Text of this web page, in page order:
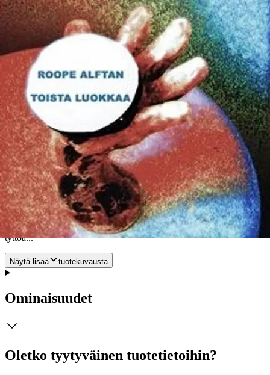
säröilee, kun uudet aatteet ryhtyvät puhaltamaan läpi
pinttyneimmänkin porvariston. Kirjailija sattuu syntymään ns.
parempaan perheeseen, jossa vallitsevat sivistyneet tavat ja
ruotsinkieli. Tampereen pienen ruotsinkielisen yhteisön vakiintuneet
käytännöt sotkevat Ruotsista palanneet puolikieliset sotalapset, jotka
sijoitetaan entiseen yläluokan eliittikouluun. Moni heistä palaakin
takaisin ruotsalaisen perheensä luo, jonka lähettämät lahjat siirtyvät
nopeasti ylempiluokkalaisten haltuun. Nuori Roope kuitenkin löytää
ystävänsä lähinnä suomenkielisestä työväestöstä ja herättää monella
tavalla kummastusta omassa elinpiirissään. Häntä yritetään niin
lahjomalla kuin nuhtelemallakin ojentaa ja ohjata oman luokkansa ja
asemansa mukaiseen käytökseen. Mutta Roopea ei kiinnosta ei
koulu, eivät arvosanat, ei tuleva tekstiiliteollisuusjohtajan paikka.
Häntä kiinnostavat vain lennokit. Ja hiukan myös viina, tupakka ja
naiset - kuten muitakin ikätovereitaan. Lennokkiharrastus valtaa
nuorukaisten mielen täydellisesti. Kilpailuja käydään stadilaisia
vastaan ja kutsuja tulee myös ulkomaille. Roopen kielitaidosta on
yllättävää hyötyä, kun pitää tilata erikoiskevyttä balsapuuta
lennokkeja varten tai toimia tulkkina. Mutta edes lennokit eivät voi
syrjäyttää todellista elämänkoetusta: ylioppilaskirjoituksia. Onneksi
penkinpainajaisissa sentään saa suudella luokan toiseksi kauneinta
tyttöä...
Näytä lisää tuotekuvausta
Ominaisuudet
Oletko tyytyväinen tuotetietoihin?